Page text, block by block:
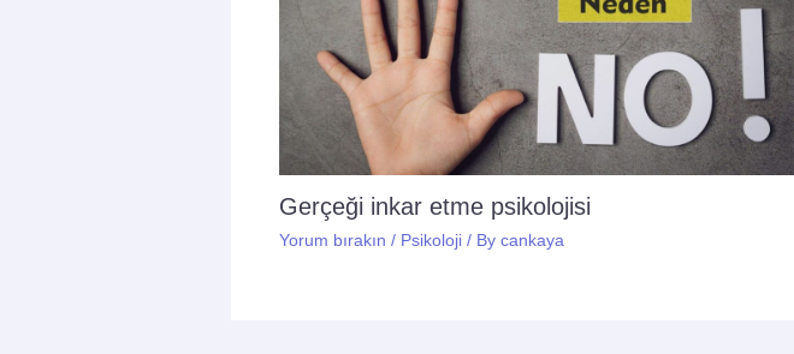
Gerçeği inkar etme psikolojisi
Yorum bırakın / Psikoloji / By cankaya